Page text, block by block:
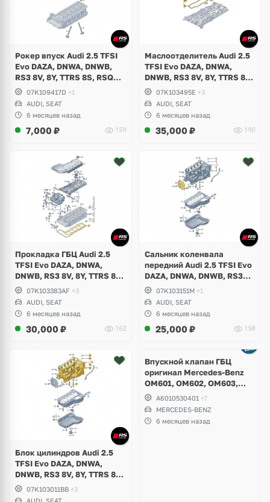
Рокер впуск Audi 2.5 TFSI
Evo DAZA, DNWA, DNWB,
RS3 8V, 8Y, TTRS 8S, RSQ3
F3, Seat Formentor Cupra
07K109417D +1
AUDI, SEAT
6 месяцев назад
7,000 ₽ 159
Маслоотделитель Audi 2.5
TFSI Evo DAZA, DNWA,
DNWB, RS3 8V, 8Y, TTRS 8S,
RSQ3 F3, Seat Formentor
Cupra
07K103495E +3
AUDI, SEAT
6 месяцев назад
35,000 ₽ 190
Прокладка ГБЦ Audi 2.5
TFSI Evo DAZA, DNWA,
DNWB, RS3 8V, 8Y, TTRS 8S,
RSQ3 F3, Seat Formentor
Cupra
07K103383AF +3
AUDI, SEAT
6 месяцев назад
30,000 ₽ 162
Сальник коленвала
передний Audi 2.5 TFSI Evo
DAZA, DNWA, DNWB, RS3
8V, 8Y, TTRS 8S, RSQ3 F3,
Seat Formentor Cupra
07K103151M +1
AUDI, SEAT
6 месяцев назад
25,000 ₽ 158
Блок цилиндров Audi 2.5
TFSI Evo DAZA, DNWA,
DNWB, RS3 8V, 8Y, TTRS 8S,
RSQ3 F3, Seat Formentor
Cupra
07K103011BB +3
AUDI, SEAT
Впускной клапан ГБЦ
оригинал Mercedes-Benz
OM601, OM602, OM603,
W124, W210 E-Class, W126,
W140 S-Class, W201, W202
C-Class
A6010530401 +7
MERCEDES-BENZ
6 месяцев назад